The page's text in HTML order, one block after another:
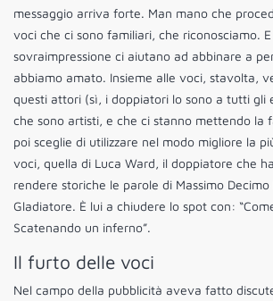
messaggio arriva forte. Man mano che
voci che ci sono familiari, che riconosciamo.
sovraimpressione ci aiutano ad abbinare a
abbiamo amato. Insieme alle voci, stavolta,
questi attori (sì, i doppiatori lo sono a tutti gli
che sono artisti, e che ci stanno mettendo la
poi sceglie di utilizzare nel modo migliore la
voci, quella di Luca Ward, il doppiatore che
rendere storiche le parole di Massimo
Gladiatore. È lui a chiudere lo spot con:
Scatenando un inferno”.
Il furto delle voci
Nel campo della pubblicità aveva fatto